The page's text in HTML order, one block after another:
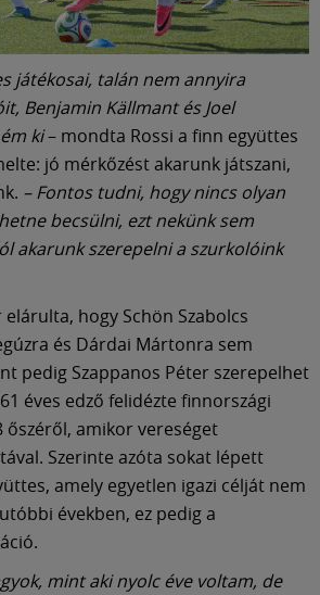
játékosai, talán nem annyira
Benjamin Källmant és Joel
ki– mondta Rossi a finn együttes
jó mérkőzést akarunk játszani,
– Fontos tudni, hogy nincs olyan
becsülni, ezt nekünk sem
akarunk szerepelni a szurkolóink
elárulta, hogy Schön Szabolcs
és Dárdai Mártonra sem
pedig Szappanos Péter szerepelhet
éves edző felidézte finnországi
őszéről, amikor vereséget
Szerinte azóta sokat lépett
amely egyetlen igazi célját nem
években, ez pedig a
mint aki nyolc éve voltam, de